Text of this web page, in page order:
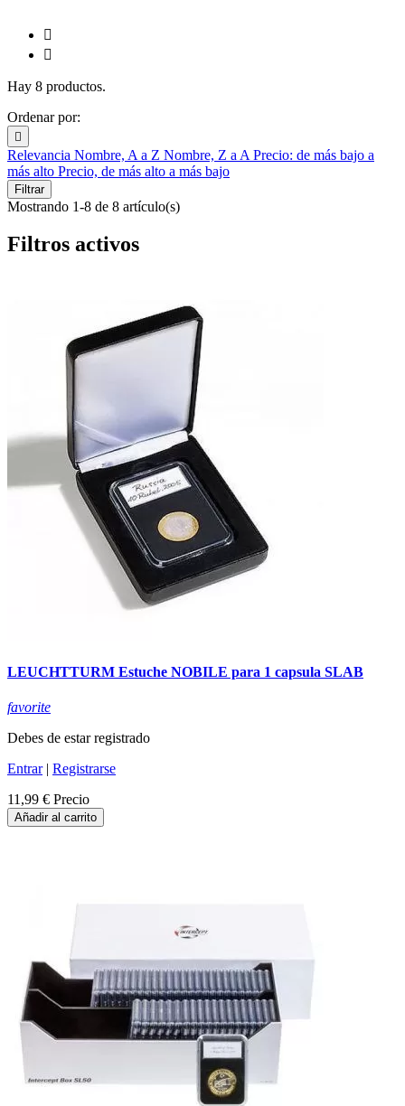


Hay 8 productos.
Ordenar por:

Relevancia Nombre, A a Z Nombre, Z a A Precio: de más bajo a
más alto Precio, de más alto a más bajo
Filtrar
Mostrando 1-8 de 8 artículo(s)
Filtros activos
LEUCHTTURM Estuche NOBILE para 1 capsula SLAB
favorite
Debes de estar registrado
Entrar| Registrarse
11,99 € Precio
Añadir al carrito